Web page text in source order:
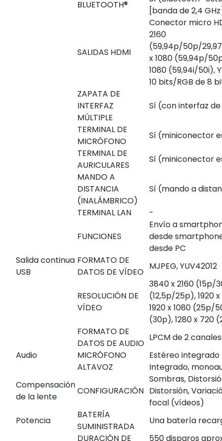
BLUETOOTH®
[banda de 2,4
SALIDAS HDMI
Conector micro
2160
(59,94p/50p/
x 1080 (59,94p/
1080 (59,94i/50i),
10 bits/RGB de 8
ZAPATA DE
INTERFAZ
MÚLTIPLE
Sí (con interfaz
TERMINAL DE
MICRÓFONO
Sí (miniconector
TERMINAL DE
AURICULARES
Sí (miniconector
MANDO A
DISTANCIA
(INALÁMBRICO)
Sí (mando a
TERMINAL LAN -
FUNCIONES
Envío a
desde
desde PC
Salida continua
USB
FORMATO DE
DATOS DE VÍDEO
MJPEG, YUV42012
RESOLUCIÓN DE
VÍDEO
3840 x 2160 (15p/
(12,5p/25p), 1920
1920 x 1080 (25p/
(30p), 1280 x 720
FORMATO DE
DATOS DE AUDIO
LPCM de 2
Audio
MICRÓFONO
Estéreo integrado
ALTAVOZ
Integrado,
Compensación
de la lente
CONFIGURACIÓN
Sombras,
Distorsión,
focal (vídeos)
Potencia
BATERÍA
SUMINISTRADA
Una batería
DURACIÓN DE
550 disparos